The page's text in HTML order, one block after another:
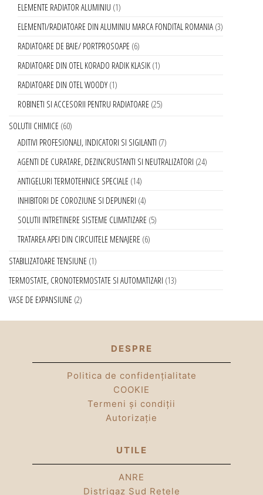
ELEMENTE RADIATOR ALUMINIU 1
ELEMENTI/RADIATOARE DIN ALUMINIU MARCA FONDITAL ROMANIA 3
RADIATOARE DE BAIE/ PORTPROSOAPE 6
RADIATOARE DIN OTEL KORADO RADIK KLASIK 1
RADIATOARE DIN OTEL WOODY 1
ROBINETI SI ACCESORII PENTRU RADIATOARE 25
SOLUTII CHIMICE 60
ADITIVI PROFESIONALI, INDICATORI SI SIGILANTI 7
AGENTI DE CURATARE, DEZINCRUSTANTI SI NEUTRALIZATORI 24
ANTIGELURI TERMOTEHNICE SPECIALE 14
INHIBITORI DE COROZIUNE SI DEPUNERI 4
SOLUTII INTRETINERE SISTEME CLIMATIZARE 5
TRATAREA APEI DIN CIRCUITELE MENAJERE 6
STABILIZATOARE TENSIUNE 1
TERMOSTATE, CRONOTERMOSTATE SI AUTOMATIZARI 13
VASE DE EXPANSIUNE 2
DESPRE
Politica de confidențialitate
COOKIE
Termeni și condiții
Autorizație
UTILE
ANRE
Distrigaz Sud Rețele